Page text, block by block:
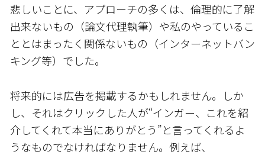
悲しいことに、アプローチの多くは、倫理的に了解
出来ないもの（論文代理執筆）や私のやっているこ
ととはまったく関係ないもの（インターネットバン
キング等）でした。
将来的には広告を掲載するかもしれません。しか
し、それはクリックした人が“インガー、これを紹
介してくれて本当にありがとう”と言ってくれるよ
うなものでなければなりません。例えば、